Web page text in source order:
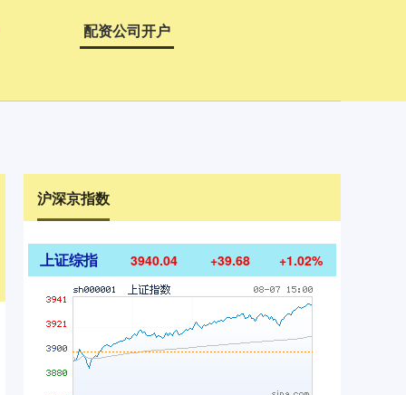
配资公司开户
沪深京指数
上证综指 3940.04 +39.68 +1.02%